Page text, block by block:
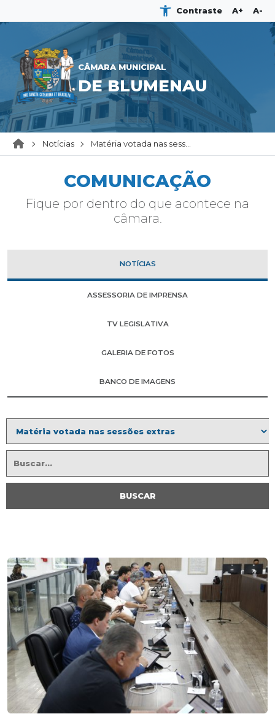
Contraste A+ A-
CÂMARA MUNICIPAL
DE BLUMENAU
Notícias Matéria votada nas sess...
COMUNICAÇÃO
Fique por dentro do que acontece na
câmara.
NOTÍCIAS
ASSESSORIA DE IMPRENSA
TV LEGISLATIVA
GALERIA DE FOTOS
BANCO DE IMAGENS